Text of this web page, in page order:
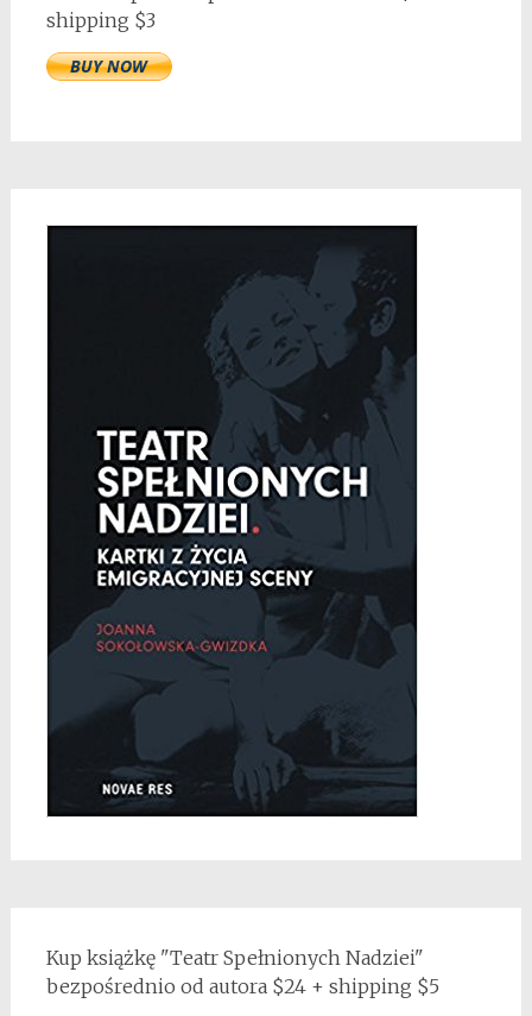
shipping $3
Kup książkę "Teatr Spełnionych Nadziei"
bezpośrednio od autora $24 + shipping $5